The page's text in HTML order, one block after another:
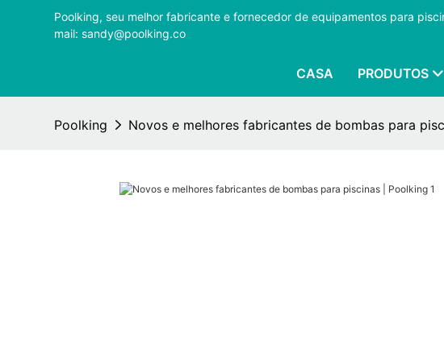
Poolking, seu melhor fabricante e fornecedor de equipamentos para
mail: sandy@poolking.co
CASA PRODUTOS
Poolking Novos e melhores fabricantes de bombas para